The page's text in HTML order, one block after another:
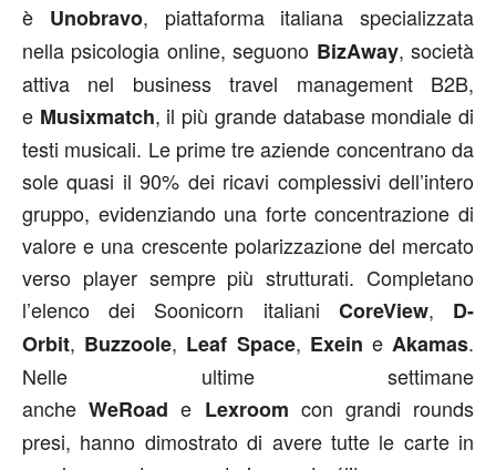
è Unobravo, piattaforma italiana specializzata
nella psicologia online, seguono BizAway, società
attiva nel business travel management B2B,
e Musixmatch, il più grande database mondiale di
testi musicali. Le prime tre aziende concentrano da
sole quasi il 90% dei ricavi complessivi dell’intero
gruppo, evidenziando una forte concentrazione di
valore e una crescente polarizzazione del mercato
verso player sempre più strutturati. Completano
l’elenco dei Soonicorn italiani CoreView, D-
Orbit, Buzzoole, Leaf Space, Exein eAkamas.
Nelle ultime settimane
ancheWeRoad e Lexroom con grandi rounds
presi, hanno dimostrato di avere tutte le carte in